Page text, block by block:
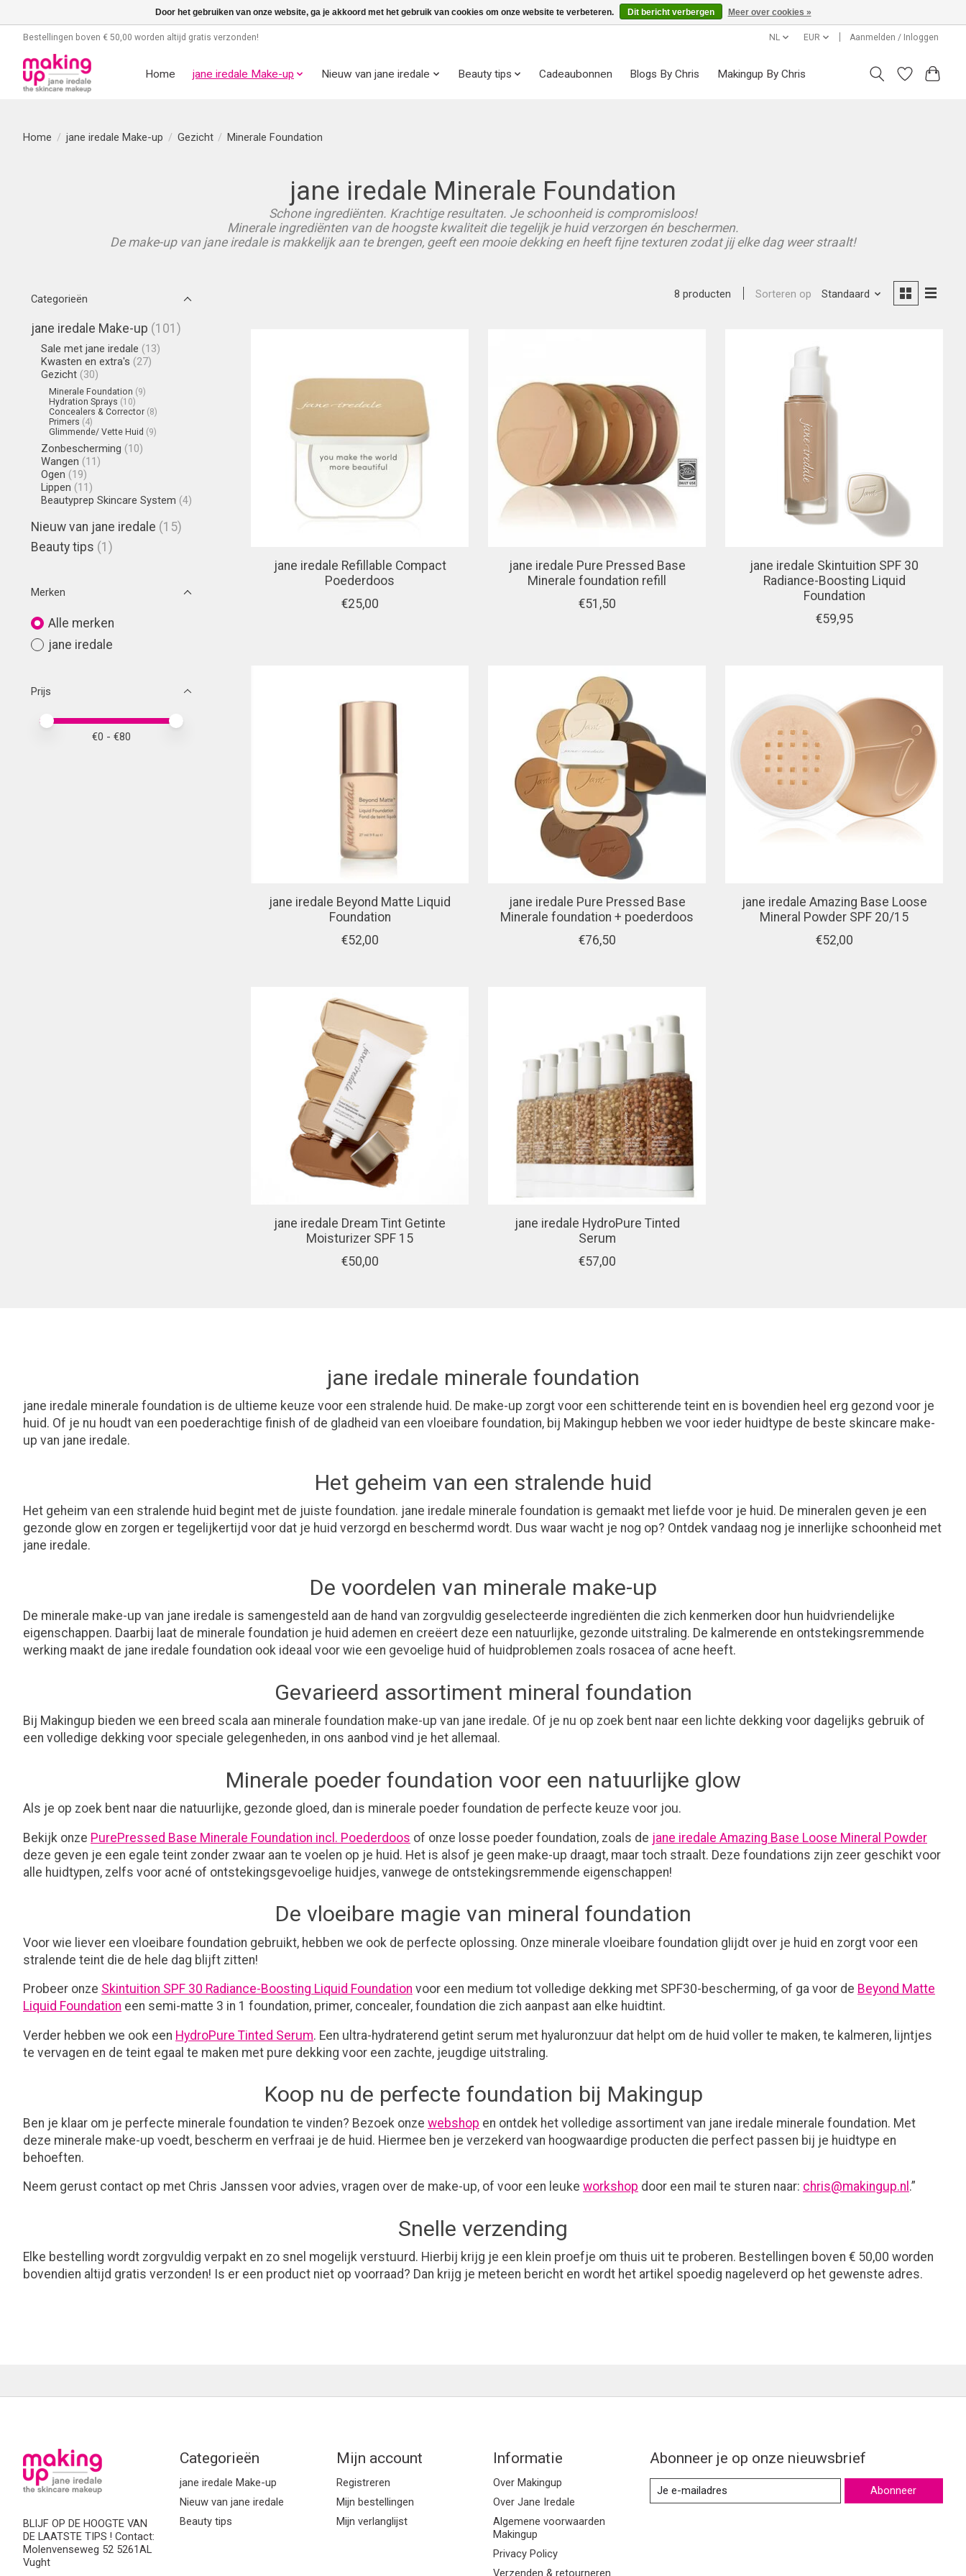
Bestellingen boven € 50,00 worden altijd gratis verzonden! NL EUR Aanmelden / Inloggen
Home jane iredale Make-up Nieuw van jane iredale Beauty tips Cadeaubonnen Blogs By Chris Makingup By Chris
Home / jane iredale Make-up / Gezicht / Minerale Foundation
jane iredale Minerale Foundation
Schone ingrediënten. Krachtige resultaten. Je schoonheid is compromisloos!
Minerale ingrediënten van de hoogste kwaliteit die tegelijk je huid verzorgen én beschermen.
De make-up van jane iredale is makkelijk aan te brengen, geeft een mooie dekking en heeft fijne texturen zodat jij elke dag weer straalt!
Categorieën
jane iredale Make-up (101)
Sale met jane iredale (13)
Kwasten en extra's (27)
Gezicht (30)
Minerale Foundation (9)
Hydration Sprays (10)
Concealers & Corrector (8)
Primers (4)
Glimmende/ Vette Huid (9)
Zonbescherming (10)
Wangen (11)
Ogen (19)
Lippen (11)
Beautyprep Skincare System (4)
Nieuw van jane iredale (15)
Beauty tips (1)
Merken
Alle merken
jane iredale
Prijs
Minimale prijswaarde
Price maximum value
€0 - €80
8 producten Sorteren op Standaard
jane iredale Refillable Compact
Poederdoos
€25,00
jane iredale Pure Pressed Base
Minerale foundation refill
€51,50
jane iredale Skintuition SPF 30
Radiance-Boosting Liquid
Foundation
€59,95
jane iredale Beyond Matte Liquid
Foundation
€52,00
jane iredale Pure Pressed Base
Minerale foundation + poederdoos
€76,50
jane iredale Amazing Base Loose
Mineral Powder SPF 20/15
€52,00
jane iredale Dream Tint Getinte
Moisturizer SPF 15
€50,00
jane iredale HydroPure Tinted
Serum
€57,00
jane iredale minerale foundation
jane iredale minerale foundation is de ultieme keuze voor een stralende huid. De make-up zorgt voor een schitterende teint en is bovendien heel erg gezond voor je
huid. Of je nu houdt van een poederachtige finish of de gladheid van een vloeibare foundation, bij Makingup hebben we voor ieder huidtype de beste skincare make-
up van jane iredale.
Het geheim van een stralende huid
Het geheim van een stralende huid begint met de juiste foundation. jane iredale minerale foundation is gemaakt met liefde voor je huid. De mineralen geven je een
gezonde glow en zorgen er tegelijkertijd voor dat je huid verzorgd en beschermd wordt. Dus waar wacht je nog op? Ontdek vandaag nog je innerlijke schoonheid met
jane iredale.
De voordelen van minerale make-up
De minerale make-up van jane iredale is samengesteld aan de hand van zorgvuldig geselecteerde ingrediënten die zich kenmerken door hun huidvriendelijke
eigenschappen. Daarbij laat de minerale foundation je huid ademen en creëert deze een natuurlijke, gezonde uitstraling. De kalmerende en ontstekingsremmende
werking maakt de jane iredale foundation ook ideaal voor wie een gevoelige huid of huidproblemen zoals rosacea of acne heeft.
Gevarieerd assortiment mineral foundation
Bij Makingup bieden we een breed scala aan minerale foundation make-up van jane iredale. Of je nu op zoek bent naar een lichte dekking voor dagelijks gebruik of
een volledige dekking voor speciale gelegenheden, in ons aanbod vind je het allemaal.
Minerale poeder foundation voor een natuurlijke glow
Als je op zoek bent naar die natuurlijke, gezonde gloed, dan is minerale poeder foundation de perfecte keuze voor jou.
Bekijk onze PurePressed Base Minerale Foundation incl. Poederdoos of onze losse poeder foundation, zoals de jane iredale Amazing Base Loose Mineral Powder
deze geven je een egale teint zonder zwaar aan te voelen op je huid. Het is alsof je geen make-up draagt, maar toch straalt. Deze foundations zijn zeer geschikt voor
alle huidtypen, zelfs voor acné of ontstekingsgevoelige huidjes, vanwege de ontstekingsremmende eigenschappen!
De vloeibare magie van mineral foundation
Voor wie liever een vloeibare foundation gebruikt, hebben we ook de perfecte oplossing. Onze minerale vloeibare foundation glijdt over je huid en zorgt voor een
stralende teint die de hele dag blijft zitten!
Probeer onze Skintuition SPF 30 Radiance-Boosting Liquid Foundation voor een medium tot volledige dekking met SPF30-bescherming, of ga voor de Beyond Matte
Liquid Foundation een semi-matte 3 in 1 foundation, primer, concealer, foundation die zich aanpast aan elke huidtint.
Verder hebben we ook een HydroPure Tinted Serum. Een ultra-hydraterend getint serum met hyaluronzuur dat helpt om de huid voller te maken, te kalmeren, lijntjes
te vervagen en de teint egaal te maken met pure dekking voor een zachte, jeugdige uitstraling.
Koop nu de perfecte foundation bij Makingup
Ben je klaar om je perfecte minerale foundation te vinden? Bezoek onze webshop en ontdek het volledige assortiment van jane iredale minerale foundation. Met
deze minerale make-up voedt, bescherm en verfraai je de huid. Hiermee ben je verzekerd van hoogwaardige producten die perfect passen bij je huidtype en
behoeften.
Neem gerust contact op met Chris Janssen voor advies, vragen over de make-up, of voor een leuke workshop door een mail te sturen naar: chris@makingup.nl .”
Snelle verzending
Elke bestelling wordt zorgvuldig verpakt en zo snel mogelijk verstuurd. Hierbij krijg je een klein proefje om thuis uit te proberen. Bestellingen boven € 50,00 worden
bovendien altijd gratis verzonden! Is er een product niet op voorraad? Dan krijg je meteen bericht en wordt het artikel spoedig nageleverd op het gewenste adres.
BLIJF OP DE HOOGTE VAN
DE LAATSTE TIPS ! Contact:
Molenvenseweg 52 5261AL
Vught
Categorieën
jane iredale Make-up
Nieuw van jane iredale
Beauty tips
Mijn account
Registreren
Mijn bestellingen
Mijn verlanglijst
Informatie
Over Makingup
Over Jane Iredale
Algemene voorwaarden
Makingup
Privacy Policy
Abonneer je op onze nieuwsbrief
Abonneer
Door het gebruiken van onze website, ga je akkoord met het gebruik van cookies om onze website te verbeteren. Dit bericht verbergen Meer over cookies »